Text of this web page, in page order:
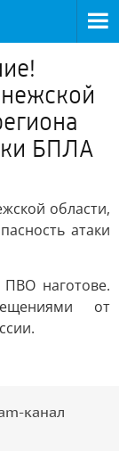
БПЛА
области,
атаки
наготове.
от
канал